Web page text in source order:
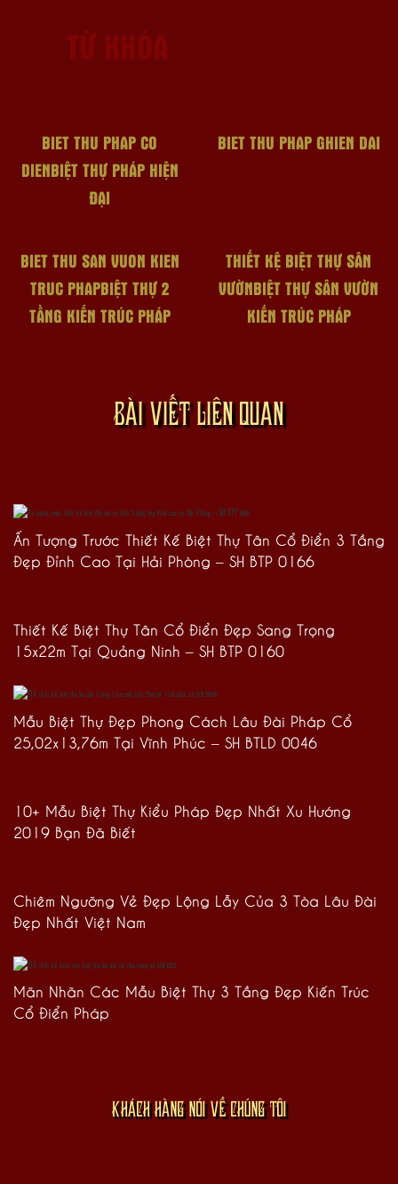
TỪ KHÓA
BIET THU PHAP CO
DIENBIỆT THỰ PHÁP HIỆN
ĐẠI
BIET THU PHAP GHIEN DAI
BIET THU SAN VUON KIEN
TRUC PHAPBIỆT THỰ 2
TẦNG KIẾN TRÚC PHÁP
THIẾT KỆ BIỆT THỰ SÂN
VƯỜNBIỆT THỰ SÂN VƯỜN
KIẾN TRÚC PHÁP
BÀI VIẾT LIÊN QUAN
Ấn Tượng Trước Thiết Kế Biệt Thự Tân Cổ Điển 3 Tầng
Đẹp Đỉnh Cao Tại Hải Phòng – SH BTP 0166
Thiết Kế Biệt Thự Tân Cổ Điển Đẹp Sang Trọng
15x22m Tại Quảng Ninh – SH BTP 0160
Mẫu Biệt Thự Đẹp Phong Cách Lâu Đài Pháp Cổ
25,02x13,76m Tại Vĩnh Phúc – SH BTLD 0046
10+ Mẫu Biệt Thự Kiểu Pháp Đẹp Nhất Xu Hướng
2019 Bạn Đã Biết
Chiêm Ngưỡng Vẻ Đẹp Lộng Lẫy Của 3 Tòa Lâu Đài
Đẹp Nhất Việt Nam
Mãn Nhãn Các Mẫu Biệt Thự 3 Tầng Đẹp Kiến Trúc
Cổ Điển Pháp
KHÁCH HÀNG NÓI VỀ CHÚNG TÔI